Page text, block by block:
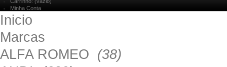
Minha Conta
Inicio
Marcas
ALFA ROMEO (38)